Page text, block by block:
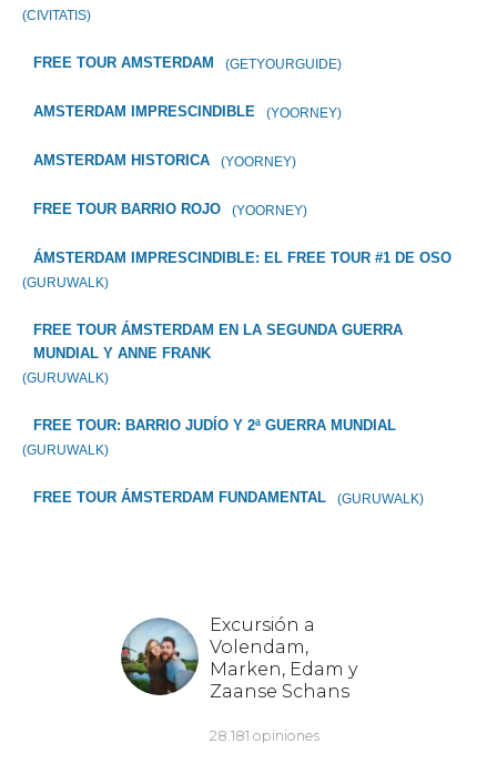
(CIVITATIS)
FREE TOUR AMSTERDAM (GETYOURGUIDE)
AMSTERDAM IMPRESCINDIBLE (YOORNEY)
AMSTERDAM HISTORICA (YOORNEY)
FREE TOUR BARRIO ROJO (YOORNEY)
ÁMSTERDAM IMPRESCINDIBLE: EL FREE TOUR #1 DE OSO
(GURUWALK)
FREE TOUR ÁMSTERDAM EN LA SEGUNDA GUERRA
MUNDIAL Y ANNE FRANK
(GURUWALK)
FREE TOUR: BARRIO JUDÍO Y 2ª GUERRA MUNDIAL
(GURUWALK)
FREE TOUR ÁMSTERDAM FUNDAMENTAL (GURUWALK)